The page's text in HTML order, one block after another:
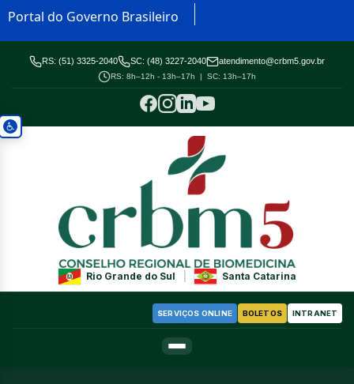
Portal do Governo Brasileiro
RS: (51) 3325-2040 SC: (48) 3227-2040 atendimento@crbm5.gov.br
RS: 8h–12h - 13h–17h | SC: 13h–17h
Rio Grande do Sul Santa Catarina
SERVIÇOS ONLINE BOLETOS INTRANET